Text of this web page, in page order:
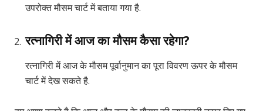
उपरोक्त मौसम चार्ट में बताया गया है.
रत्नागिरी में आज का मौसम कैसा रहेगा?
रत्नागिरी में आज के मौसम पूर्वानुमान का पूरा विवरण ऊपर के मौसम
चार्ट में देख सकते है.